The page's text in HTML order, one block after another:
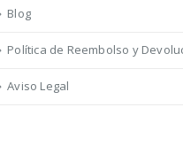
Blog
Política de Reembolso y
Aviso Legal